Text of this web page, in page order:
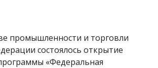
промышленности и торговли
состоялось открытие
«Федеральная